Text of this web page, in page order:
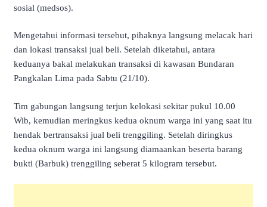
sosial (medsos).
Mengetahui informasi tersebut, pihaknya langsung melacak hari
dan lokasi transaksi jual beli. Setelah diketahui, antara
keduanya bakal melakukan transaksi di kawasan Bundaran
Pangkalan Lima pada Sabtu (21/10).
Tim gabungan langsung terjun kelokasi sekitar pukul 10.00
Wib, kemudian meringkus kedua oknum warga ini yang saat itu
hendak bertransaksi jual beli trenggiling. Setelah diringkus
kedua oknum warga ini langsung diamaankan beserta barang
bukti (Barbuk) trenggiling seberat 5 kilogram tersebut.